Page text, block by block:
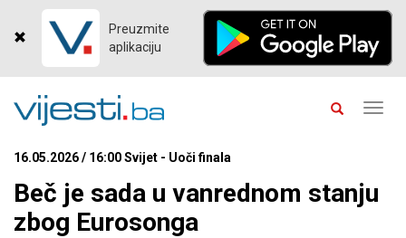
Preuzmite
aplikaciju
16.05.2026 / 16:00 Svijet - Uoči finala
Beč je sada u vanrednom stanju
zbog Eurosonga